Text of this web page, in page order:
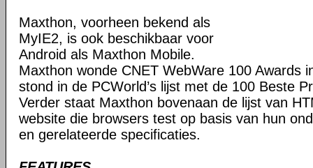
Maxthon, voorheen bekend als
MyIE2, is ook beschikbaar voor
Android als Maxthon Mobile.
Maxthon wonde CNET WebWare 100 Awards
stond in de PCWorld’s lijst met de 100 Beste
Verder staat Maxthon bovenaan de lijst van
website die browsers test op basis van hun
en gerelateerde specificaties.